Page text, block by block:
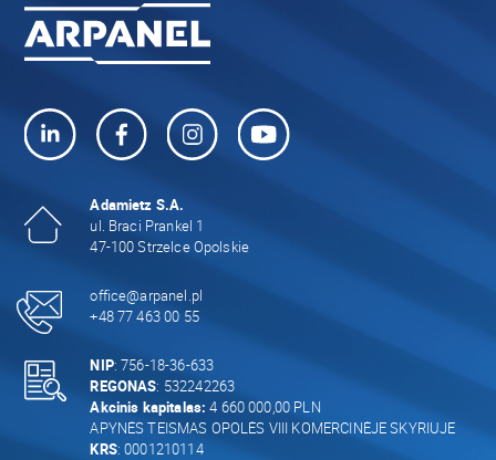
Adamietz S.A.
ul. Braci Prankel 1
47-100 Strzelce Opolskie
office@arpanel.pl
+48 77 463 00 55
NIP: 756-18-36-633
REGONAS: 532242263
Akcinis kapitalas: 4 660 000,00 PLN
APYNĖS TEISMAS OPOLĖS VIII KOMERCINĖJE SKYRIUJE
KRS: 0001210114